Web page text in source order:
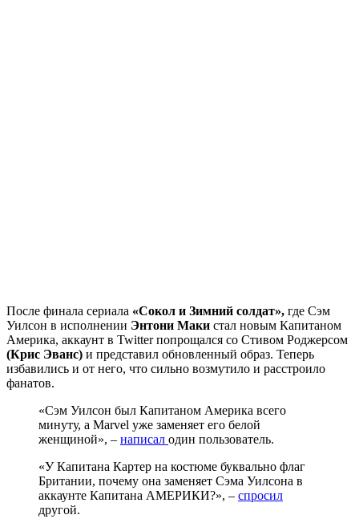
После финала сериала «Сокол и Зимний солдат», где Сэм
Уилсон в исполнении Энтони Маки стал новым Капитаном
Америка, аккаунт в Twitter попрощался со Стивом Роджерсом
(Крис Эванс) и представил обновленный образ. Теперь
избавились и от него, что сильно возмутило и расстроило
фанатов.
«Сэм Уилсон был Капитаном Америка всего
минуту, а Marvel уже заменяет его белой
женщиной», – написал один пользователь.
«У Капитана Картер на костюме буквально флаг
Британии, почему она заменяет Сэма Уилсона в
аккаунте Капитана АМЕРИКИ?», – спросил
другой.